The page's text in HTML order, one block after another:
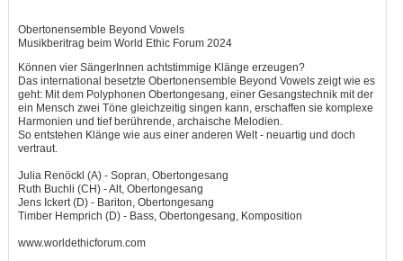
Obertonensemble Beyond Vowels
Musikberitrag beim World Ethic Forum 2024
Können vier SängerInnen achtstimmige Klänge erzeugen?
Das international besetzte Obertonensemble Beyond Vowels zeigt wie es
geht: Mit dem Polyphonen Obertongesang, einer Gesangstechnik mit der
ein Mensch zwei Töne gleichzeitig singen kann, erschaffen sie komplexe
Harmonien und tief berührende, archaische Melodien.
So entstehen Klänge wie aus einer anderen Welt - neuartig und doch
vertraut.
Julia Renöckl (A) - Sopran, Obertongesang
Ruth Buchli (CH) - Alt, Obertongesang
Jens Ickert (D) - Bariton, Obertongesang
Timber Hemprich (D) - Bass, Obertongesang, Komposition
www.worldethicforum.com